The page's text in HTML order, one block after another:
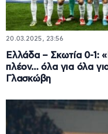
20.03.2025, 23:56
Ελλάδα – Σκωτία 0-1:
πλέον… όλα για όλα
Γλασκώβη